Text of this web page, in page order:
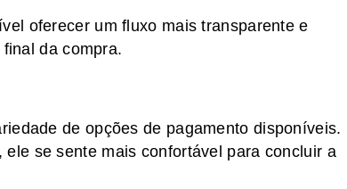
oferecer um fluxo mais transparente e
da compra.
de opções de pagamento disponíveis.
se sente mais confortável para concluir a